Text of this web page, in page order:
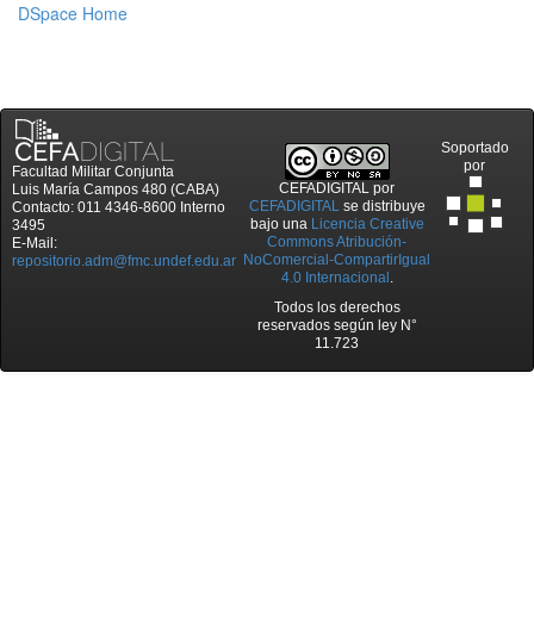
DSpace Home
Facultad Militar Conjunta
Luis María Campos 480 (CABA)
Contacto: 011 4346-8600 Interno
3495
E-Mail:
repositorio.adm@fmc.undef.edu.ar
CEFADIGITAL por
CEFADIGITALse distribuye
bajo una Licencia Creative
Commons Atribución-
NoComercial-CompartirIgual
4.0 Internacional .
Todos los derechos
reservados según ley N°
11.723
Soportado
por